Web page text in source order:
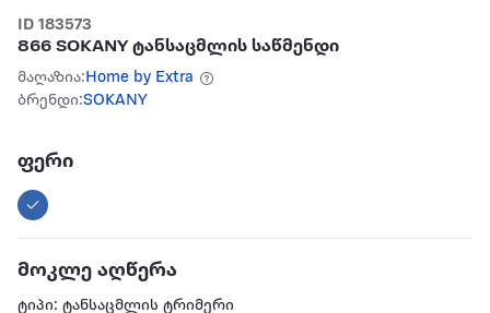
ID 183573
866 SOKANY ტანსაცმლის საწმენდი
მაღაზია:Home by Extra
ბრენდი:SOKANY
ფერი
მოკლე აღწერა
ტიპი: ტანსაცმლის ტრიმერი